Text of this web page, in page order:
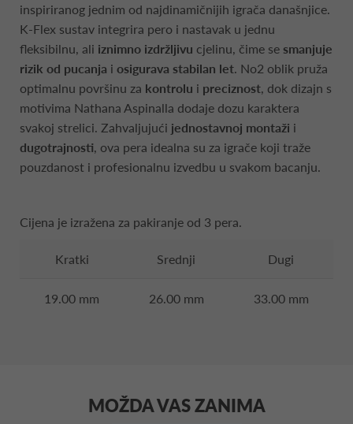
inspiriranog jednim od najdinamičnijih igrača današnjice.
K-Flex sustav integrira pero i nastavak u jednu
fleksibilnu, ali iznimno izdržljivu cjelinu, čime se smanjuje
rizik od pucanja i osigurava stabilan let. No2 oblik pruža
optimalnu površinu za kontrolu i preciznost, dok dizajn s
motivima Nathana Aspinalla dodaje dozu karaktera
svakoj strelici. Zahvaljujući jednostavnoj montaži i
dugotrajnosti, ova pera idealna su za igrače koji traže
pouzdanost i profesionalnu izvedbu u svakom bacanju.
Cijena je izražena za pakiranje od 3 pera.
Kratki Srednji Dugi
19.00 mm 26.00 mm 33.00 mm
MOŽDA VAS ZANIMA